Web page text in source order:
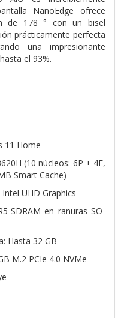
NanoEdge ofrece
de 178 ° con un bisel
prácticamente perfecta
una impresionante
el 93%.
11 Home
(10 núcleos: 6P + 4E,
Smart Cache)
UHD Graphics
SDRAM en ranuras SO-
Hasta 32 GB
M.2 PCIe 4.0 NVMe